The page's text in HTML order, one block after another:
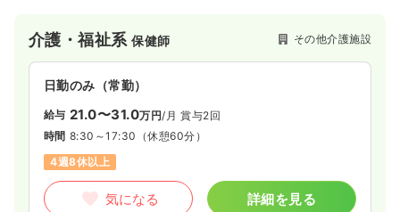
介護・福祉系保健師 その他介護施設
日勤のみ（常勤）
給与 21.0〜31.0万円/月 賞与2回
時間 8:30～17:30 （休憩60分）
4週8休以上
気になる 詳細を見る